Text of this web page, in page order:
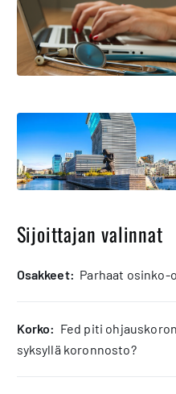
Sijoittajan valinnat
osakkeet: Parhaat osinko-
korko: Fed piti
syksyllä koronnosto?